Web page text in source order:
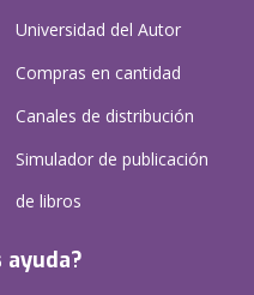
Universidad del Autor
Compras en cantidad
Canales de distribución
Simulador de publicación
de libros
ayuda?